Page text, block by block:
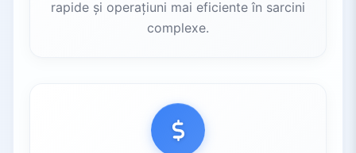
rapide și operațiuni mai eficiente în sarcini
complexe.